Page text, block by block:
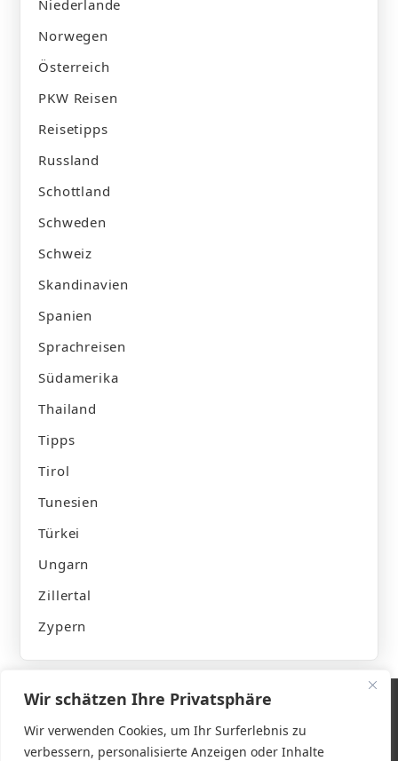
Wir schätzen Ihre Privatsphäre
Wir verwenden Cookies, um Ihr Surferlebnis zu
verbessern, personalisierte Anzeigen oder Inhalte
Niederlande
Norwegen
Österreich
PKW Reisen
Reisetipps
Russland
Schottland
Schweden
Schweiz
Skandinavien
Spanien
Sprachreisen
Südamerika
Thailand
Tipps
Tirol
Tunesien
Türkei
Ungarn
Zillertal
Zypern